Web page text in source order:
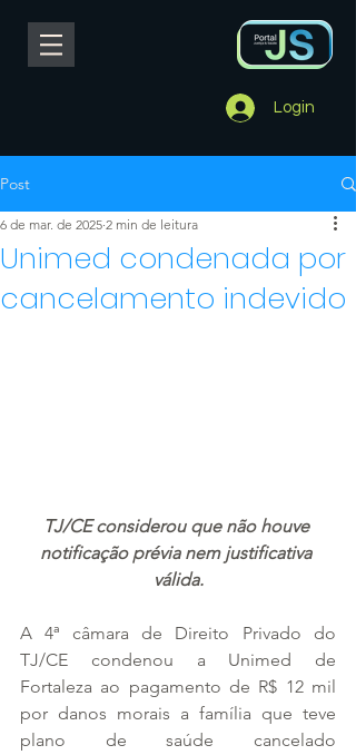
Login
Post
Unimed condenada por
cancelamento indevido
6 de mar. de 2025 2 min de leitura
TJ/CE considerou que não houve
notificação prévia nem justificativa
válida.
A 4ª câmara de Direito Privado do
TJ/CE condenou a Unimed de
Fortaleza ao pagamento de R$ 12 mil
por danos morais a família que teve
plano de saúde cancelado